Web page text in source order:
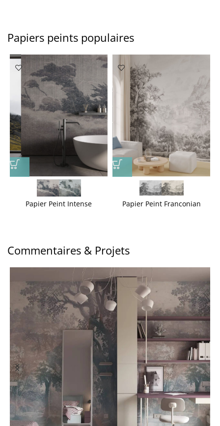
Papiers peints populaires
Papier Peint Intense Papier Peint Franconian
Commentaires & Projets